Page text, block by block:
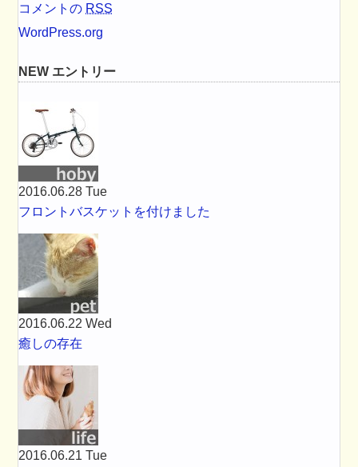
コメントの RSS
WordPress.org
NEW エントリー
2016.06.28 Tue
フロントバスケットを付けました
2016.06.22 Wed
癒しの存在
2016.06.21 Tue